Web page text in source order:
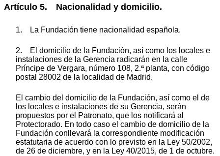
Artículo 5. Nacionalidad y domicilio.
1. La Fundación tiene nacionalidad española.
2. El domicilio de la Fundación, así como los locales e
instalaciones de la Gerencia radicarán en la calle
Príncipe de Vergara, número 108, 2.ª planta, con código
postal 28002 de la localidad de Madrid.
El cambio del domicilio de la Fundación, así como el de
los locales e instalaciones de su Gerencia, serán
propuestos por el Patronato, que los notificará al
Protectorado. En todo caso el cambio de domicilio de la
Fundación conllevará la correspondiente modificación
estatutaria de acuerdo con lo previsto en la Ley 50/2002,
de 26 de diciembre, y en la Ley 40/2015, de 1 de octubre.